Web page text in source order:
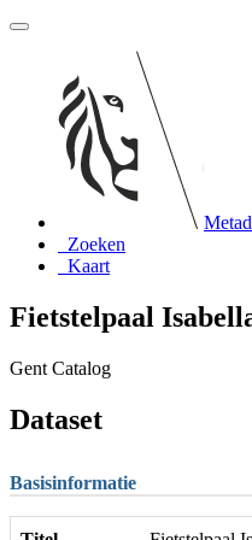
Zoeken
Kaart
Fietstelpaal
Gent Catalog
Dataset
Basisinformatie